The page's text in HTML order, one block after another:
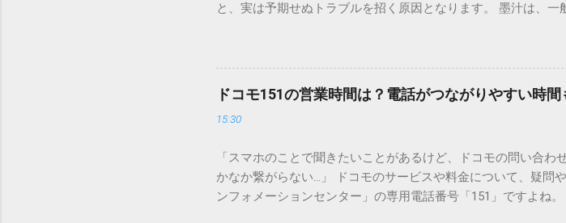
と、実は予期せぬトラブルを招く原因となります。 墨汁は、
は、墨汁を安全かつ環境に優しい方法で処分するための手順
「排水口に流してはいけない」3つの理由 墨汁の主成分は「煤
非常に微細かつ独特の粘性を持っているため、下水処理や配管
刻な負荷 墨汁に含まれる煤の粒子は極めて微細です。現代の
除去することは容易ではありません。大量に流し続けると河川
質があります。排水管内で墨汁が冷えて付着すると、管の通
経過した住宅では配管トラブルが起きやすく、修理費用が高額
の沈着 陶器やホーロー製のシンクに墨汁が付着すると、細か
ドコモ151の営業時間は？電話がつながりやすい時間
15:30
「スマホのことで聞きたいことがあるけど、ドコモの問い合
かなか繋がらない…」 ドコモのサービスや料金について、疑問
ンフォメーションセンター」の専用電話番号「151」ですよね